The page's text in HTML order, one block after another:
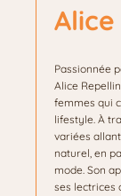
Passionnée
Alice
femmes qui
lifestyle. À
variées
naturel, en
mode. Son
ses lectrices